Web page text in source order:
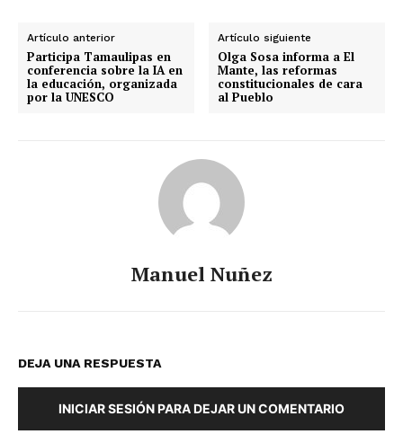
Artículo anterior
Participa Tamaulipas en
conferencia sobre la IA en
la educación, organizada
por la UNESCO
Artículo siguiente
Olga Sosa informa a El
Mante, las reformas
constitucionales de cara
al Pueblo
Manuel Nuñez
DEJA UNA RESPUESTA
INICIAR SESIÓN PARA DEJAR UN COMENTARIO